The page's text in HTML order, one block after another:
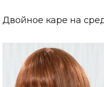
Двойное каре на